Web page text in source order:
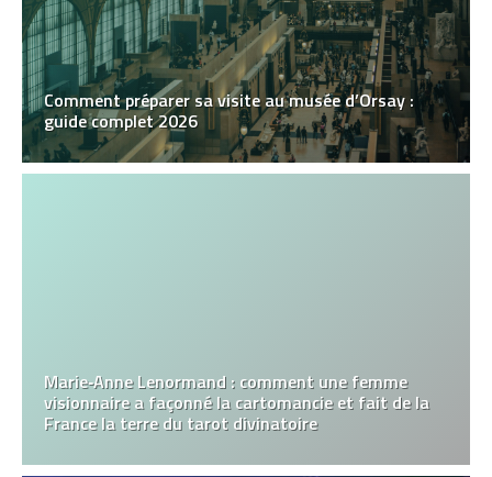
Comment préparer sa visite au musée d’Orsay :
guide complet 2026
Marie‑Anne Lenormand : comment une femme
visionnaire a façonné la cartomancie et fait de la
France la terre du tarot divinatoire